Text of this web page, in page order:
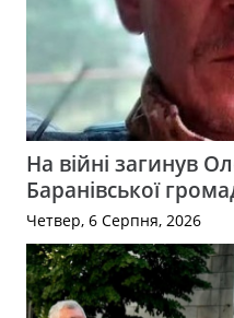
На війні загинув
Баранівської
Четвер, 6 Серпня, 2026